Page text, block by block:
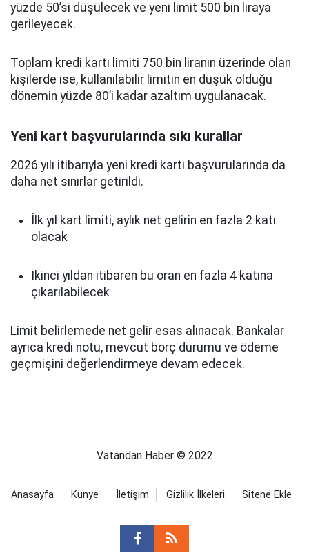
yüzde 50’si düşülecek ve yeni limit 500 bin liraya
gerileyecek.
Toplam kredi kartı limiti 750 bin liranın üzerinde olan
kişilerde ise, kullanılabilir limitin en düşük olduğu
dönemin yüzde 80’i kadar azaltım uygulanacak.
Yeni kart başvurularında sıkı kurallar
2026 yılı itibarıyla yeni kredi kartı başvurularında da
daha net sınırlar getirildi.
İlk yıl kart limiti, aylık net gelirin en fazla 2 katı
olacak
İkinci yıldan itibaren bu oran en fazla 4 katına
çıkarılabilecek
Limit belirlemede net gelir esas alınacak. Bankalar
ayrıca kredi notu, mevcut borç durumu ve ödeme
geçmişini değerlendirmeye devam edecek.
Vatandan Haber © 2022
Anasayfa Künye İletişim Gizlilik İlkeleri Sitene Ekle